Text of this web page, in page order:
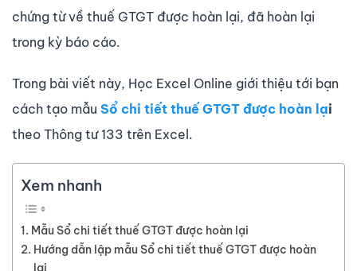
chứng từ về thuế GTGT được hoàn lại, đã hoàn lại
trong kỳ báo cáo.
Trong bài viết này, Học Excel Online giới thiệu tới bạn
cách tạo mẫu Sổ chi tiết thuế GTGT được hoàn lại
theo Thông tư 133 trên Excel.
Xem nhanh
Mẫu Sổ chi tiết thuế GTGT được hoàn lại
Hướng dẫn lập mẫu Sổ chi tiết thuế GTGT được hoàn
lại